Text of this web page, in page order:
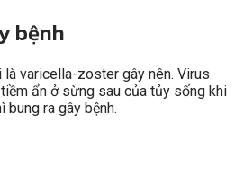
bệnh
varicella-zoster gây nên. Virus
ẩn ở sừng sau của tủy sống khi
bung ra gây bệnh.